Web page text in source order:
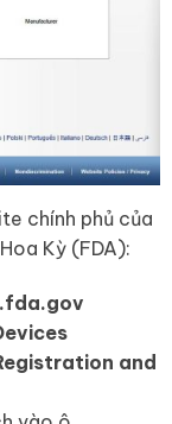
chính phủ của
Kỳ (FDA):
and